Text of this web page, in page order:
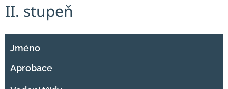
II. stupeň
Jméno
Aprobace